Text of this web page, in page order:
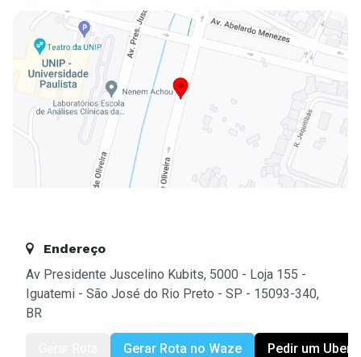
Endereço
Av Presidente Juscelino Kubits, 5000 - Loja 155 -
Iguatemi - São José do Rio Preto - SP - 15093-340,
BR
Gerar Rota no Waze Pedir um Uber